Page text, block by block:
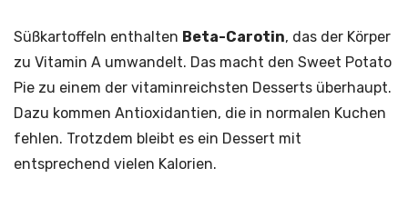
Süßkartoffeln enthalten Beta-Carotin, das der Körper
zu Vitamin A umwandelt. Das macht den Sweet Potato
Pie zu einem der vitaminreichsten Desserts überhaupt.
Dazu kommen Antioxidantien, die in normalen Kuchen
fehlen. Trotzdem bleibt es ein Dessert mit
entsprechend vielen Kalorien.